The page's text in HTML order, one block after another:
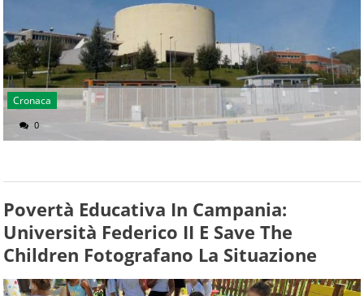
Cronaca
0
Povertà Educativa In Campania:
Università Federico II E Save The
Children Fotografano La Situazione